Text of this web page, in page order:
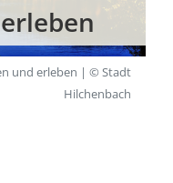
und erleben | © Stadt
Hilchenbach